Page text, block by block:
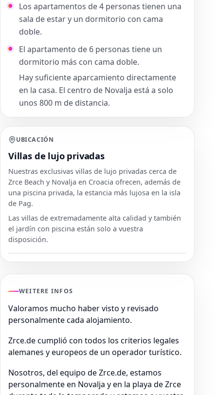
Los apartamentos de 4 personas tienen una
sala de estar y un dormitorio con cama
doble.
El apartamento de 6 personas tiene un
dormitorio más con cama doble.
Hay suficiente aparcamiento directamente
en la casa. El centro de Novalja está a solo
unos 800 m de distancia.
UBICACIÓN
Villas de lujo privadas
Nuestras exclusivas villas de lujo privadas cerca de
Zrce Beach y Novalja en Croacia ofrecen, además de
una piscina privada, la estancia más lujosa en la isla
de Pag.
Las villas de extremadamente alta calidad y también
el jardín con piscina están solo a vuestra
disposición.
WEITERE INFOS
Valoramos mucho haber visto y revisado
personalmente cada alojamiento.
Zrce.de cumplió con todos los criterios legales
alemanes y europeos de un operador turístico.
Nosotros, del equipo de Zrce.de, estamos
personalmente en Novalja y en la playa de Zrce